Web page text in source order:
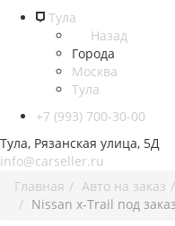
Тула
Назад
Города
Москва
Тула
+7 (993) 700-30-00
Тула, Рязанская улица, 5Д
info@carseller.ru
Главная
Авто на заказ
Nissan x-Trail под заказ